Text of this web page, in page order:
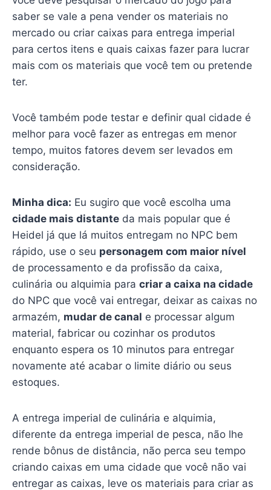
saber se vale a pena vender os materiais no
mercado ou criar caixas para entrega imperial
para certos itens e quais caixas fazer para lucrar
mais com os materiais que você tem ou pretende
ter.
Você também pode testar e definir qual cidade é
melhor para você fazer as entregas em menor
tempo, muitos fatores devem ser levados em
consideração.
Minha dica: Eu sugiro que você escolha uma
cidade mais distanteda mais popular que é
Heidel já que lá muitos entregam no NPC bem
rápido, use o seu personagem com maior nível
de processamento e da profissão da caixa,
culinária ou alquimia para criar a caixa na cidade
do NPC que você vai entregar, deixar as caixas no
armazém, mudar de canal e processar algum
material, fabricar ou cozinhar os produtos
enquanto espera os 10 minutos para entregar
novamente até acabar o limite diário ou seus
estoques.
A entrega imperial de culinária e alquimia,
diferente da entrega imperial de pesca, não lhe
rende bônus de distância, não perca seu tempo
criando caixas em uma cidade que você não vai
entregar as caixas, leve os materiais para criar as